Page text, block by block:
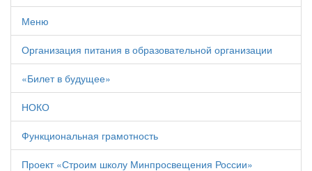
Меню
Организация питания в образовательной организации
«Билет в будущее»
НОКО
Функциональная грамотность
Проект «Строим школу Минпросвещения России»